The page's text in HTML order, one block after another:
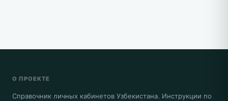
О ПРОЕКТЕ
Справочник личных кабинетов Узбекистана. Инструкции по